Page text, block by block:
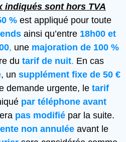
indiqués sont hors TVA
%est appliqué pour toute
ainsi qu’entre 18h00 et
, une majoration de 100 %
du tarif de nuit. En cas
, un supplément fixe de 50 €
demande urgente, le tarif
par téléphone avant
pas modifiépar la suite.
non annulée avant le